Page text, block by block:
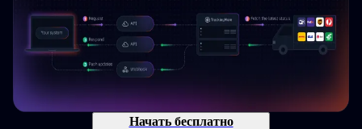
Начать бесплатно